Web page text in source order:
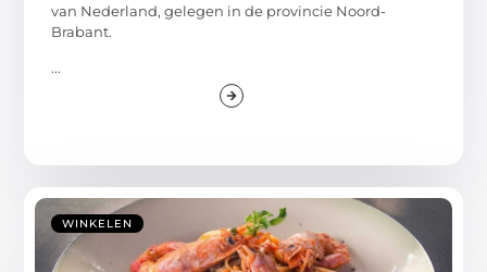
van Nederland, gelegen in de provincie Noord-
Brabant.
...
WINKELEN